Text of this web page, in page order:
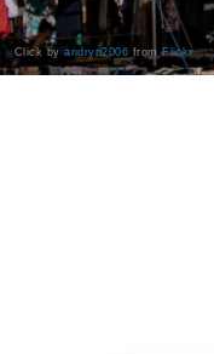
Click byandryn2006 from Flickr